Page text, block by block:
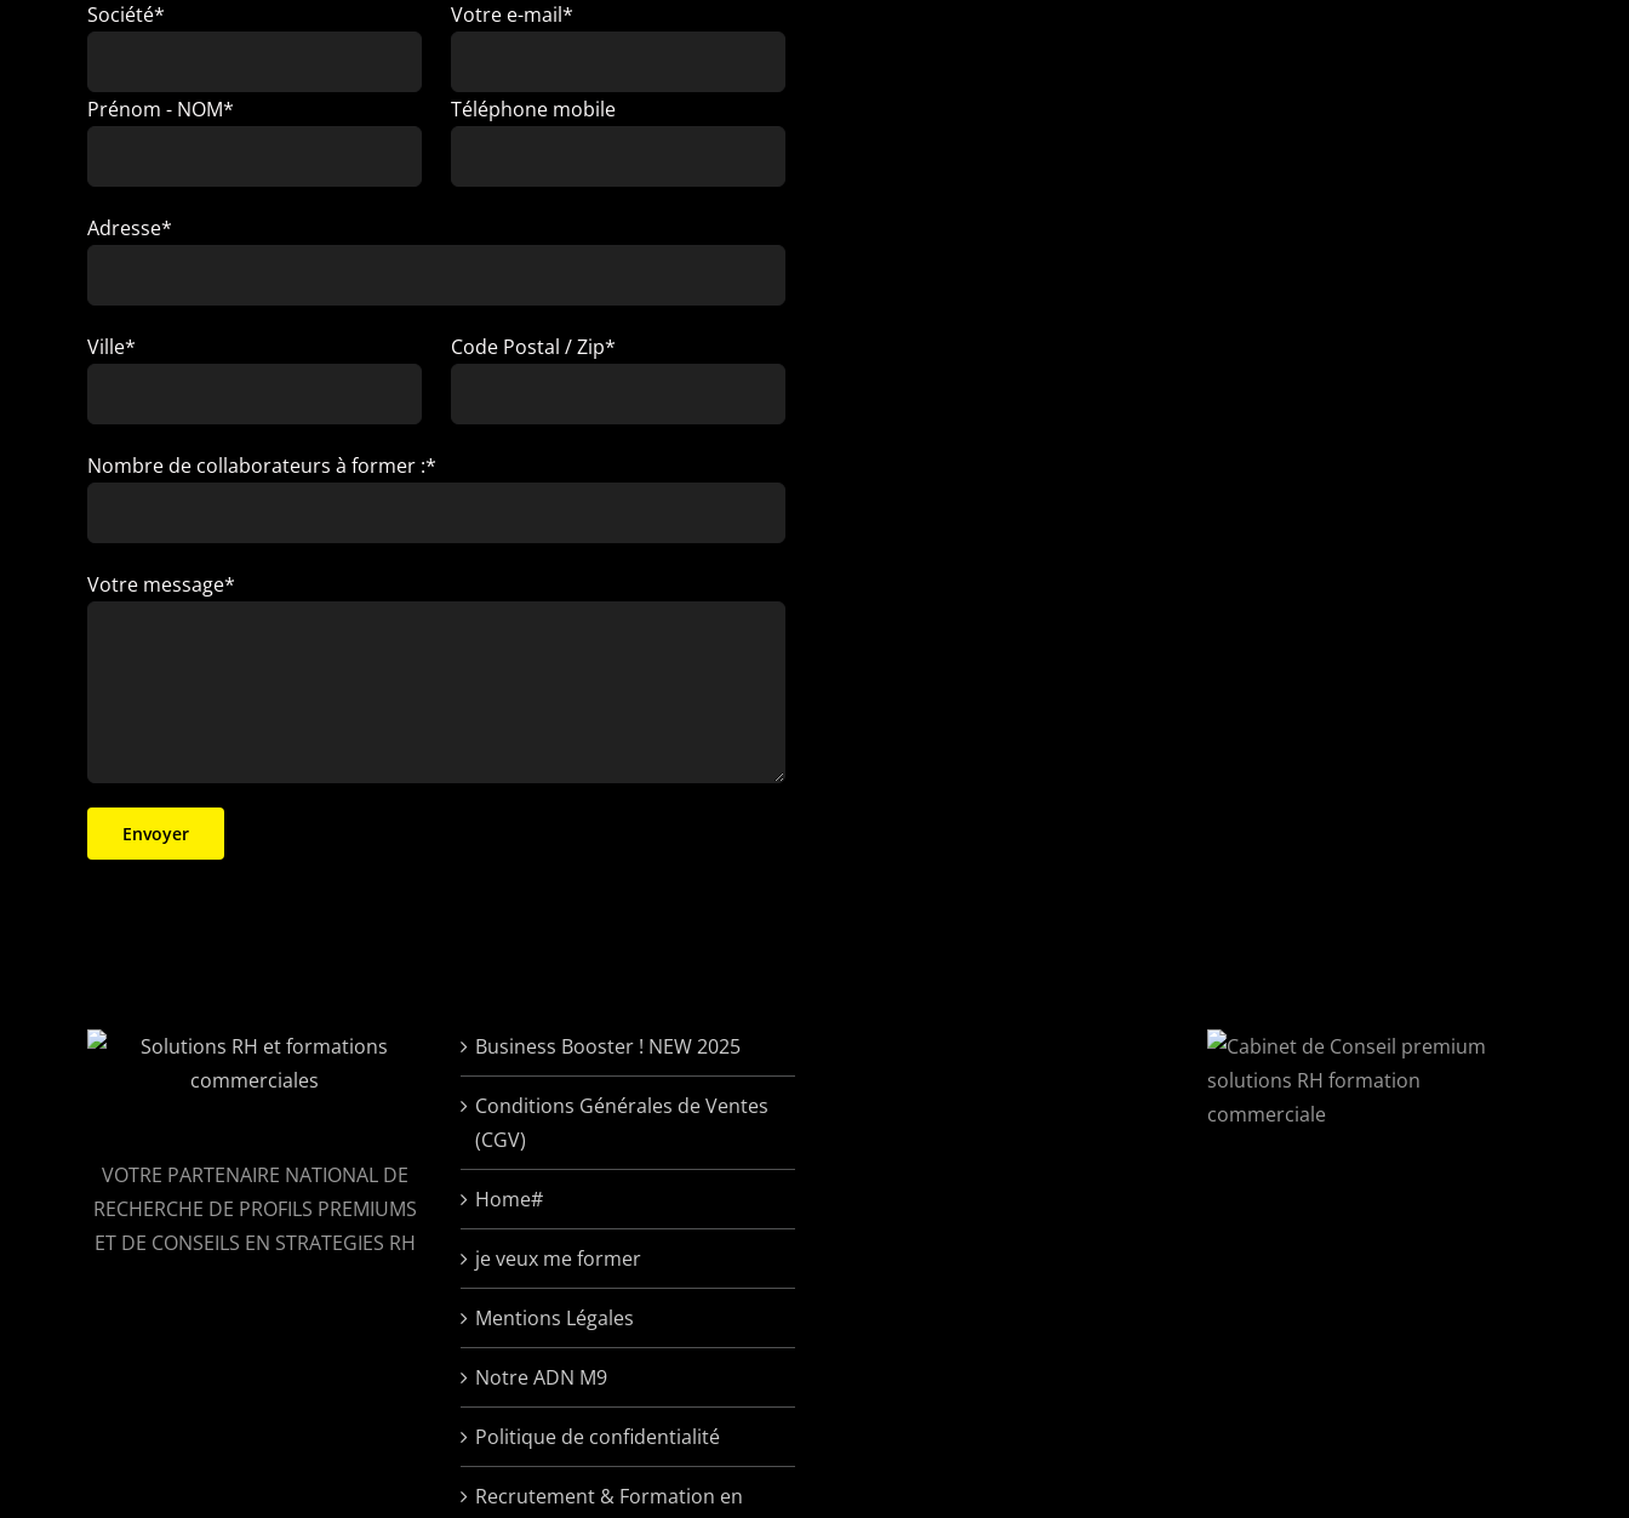
Société*
Prénom - NOM*
Votre e-mail*
Téléphone mobile
Adresse*
Ville* Code Postal / Zip*
Nombre de collaborateurs à former :*
Votre message*
VOTRE PARTENAIRE NATIONAL DE
RECHERCHE DE PROFILS PREMIUMS
ET DE CONSEILS EN STRATEGIES RH
Business Booster ! NEW 2025
Conditions Générales de Ventes
(CGV)
Home#
je veux me former
Mentions Légales
Notre ADN M9
Politique de confidentialité
Recrutement & Formation en